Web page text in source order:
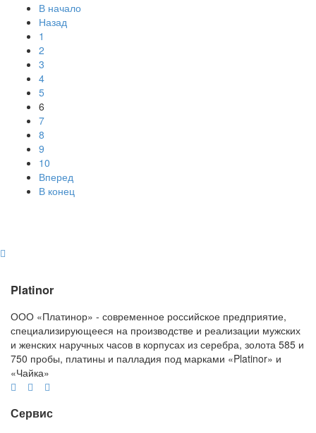
В начало
Назад
1
2
3
4
5
6
7
8
9
10
Вперед
В конец
Platinor
ООО «Платинор» - современное российское предприятие,
специализирующееся на производстве и реализации мужских
и женских наручных часов в корпусах из серебра, золота 585 и
750 пробы, платины и палладия под марками «Platinor» и
«Чайка»
Сервис